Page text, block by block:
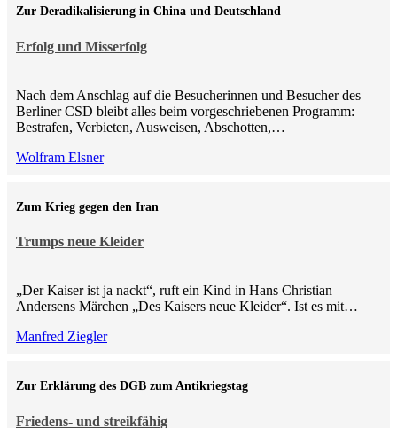
Erfolg und Misserfolg
Zur Deradikalisierung in China und Deutschland
Nach dem Anschlag auf die Besucherinnen und Besucher des
Berliner CSD bleibt alles beim vorgeschriebenen Programm:
Bestrafen, Verbieten, Ausweisen, Abschotten,…
Wolfram Elsner
Trumps neue Kleider
Zum Krieg gegen den Iran
„Der Kaiser ist ja nackt“, ruft ein Kind in Hans Christian
Andersens Märchen „Des Kaisers neue Kleider“. Ist es mit…
Manfred Ziegler
Friedens- und streikfähig
Zur Erklärung des DGB zum Antikriegstag